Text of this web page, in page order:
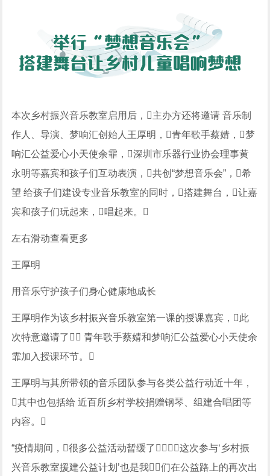
本次乡村振兴音乐教室启用后，主办方还将邀请 音乐制
作人、导演、梦响汇创始人王厚明，青年歌手蔡婧，梦
响汇公益爱心小天使余霏，深圳市乐器行业协会理事黄
永明等嘉宾和孩子们互动表演，共创“梦想音乐会”，希
望 给孩子们建设专业音乐教室的同时，搭建舞台，让嘉
宾和孩子们玩起来，唱起来。
左右滑动查看更多
王厚明
用音乐守护孩子们身心健康地成长
王厚明作为该乡村振兴音乐教室第一课的授课嘉宾，此
次特意邀请了 青年歌手蔡婧和梦响汇公益爱心小天使余
霏加入授课环节。
王厚明与其所带领的音乐团队参与各类公益行动近十年，
其中也包括给 近百所乡村学校捐赠钢琴、组建合唱团等
内容。
“疫情期间，很多公益活动暂缓了，这次参与‘乡村振
兴音乐教室援建公益计划’也是我们在公益路上的再次出